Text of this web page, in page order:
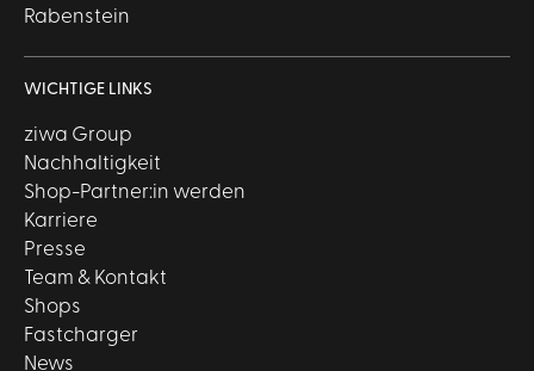
Rabenstein
WICHTIGE LINKS
ziwa Group
Nachhaltigkeit
Shop-Partner:in werden
Karriere
Presse
Team & Kontakt
Shops
Fastcharger
News